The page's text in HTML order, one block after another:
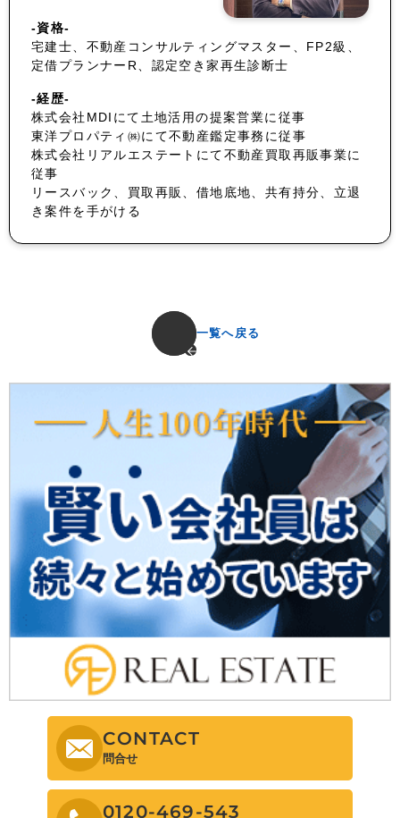
-資格-
宅建士、不動産コンサルティングマスター、FP2級、
定借プランナーR、認定空き家再生診断士
-経歴-
株式会社MDIにて土地活用の提案営業に従事
東洋プロパティ㈱にて不動産鑑定事務に従事
株式会社リアルエステートにて不動産買取再販事業に
従事
リースバック、買取再販、借地底地、共有持分、立退
き案件を手がける
一覧へ戻る
CONTACT
問合せ
0120-469-543